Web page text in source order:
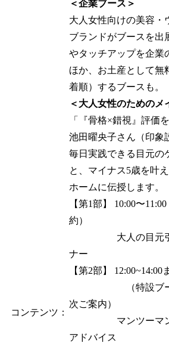
コンテンツ：
＜企業ブース＞
大人女性向けの美容・
ブランドがブースを出
やタッチアップを企業
ほか、お土産として無
着順）するブースも。
＜大人女性のためのメ
「『骨格×錯視』評価
池田曜央子さん（印象
毎日実践できる目元の
と、マイナス5歳を叶
ホームに伝授します。
【第1部】 10:00〜
約）
大人の目元引き
ナー
【第2部】 12:00~14:00
（特設ブース
次ご案内）
マンツーマン無
アドバイス